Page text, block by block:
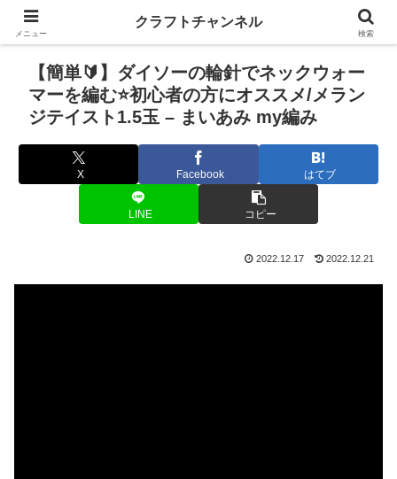
【簡単🔰】ダイソーの輪針でネックウォー
マーを編む⭐️初心者の方にオススメ/メラン
ジテイスト1.5玉 – まいあみ my編み
X Facebook はてブ
LINE コピー
2022.12.17 2022.12.21
メニュー
クラフトチャンネル
検索